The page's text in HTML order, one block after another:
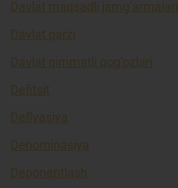
Davlat maqsadli jamg’armalari
Davlat qarzi
Davlat qimmatli qog’ozlari
Defitsit
Deflyasiya
Denominasiya
Deponentlash